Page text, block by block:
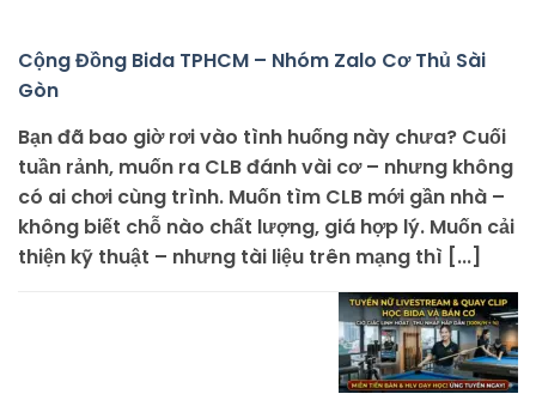
Cộng Đồng Bida TPHCM – Nhóm Zalo Cơ Thủ Sài
Gòn
Bạn đã bao giờ rơi vào tình huống này chưa? Cuối
tuần rảnh, muốn ra CLB đánh vài cơ – nhưng không
có ai chơi cùng trình. Muốn tìm CLB mới gần nhà –
không biết chỗ nào chất lượng, giá hợp lý. Muốn cải
thiện kỹ thuật – nhưng tài liệu trên mạng thì [...]